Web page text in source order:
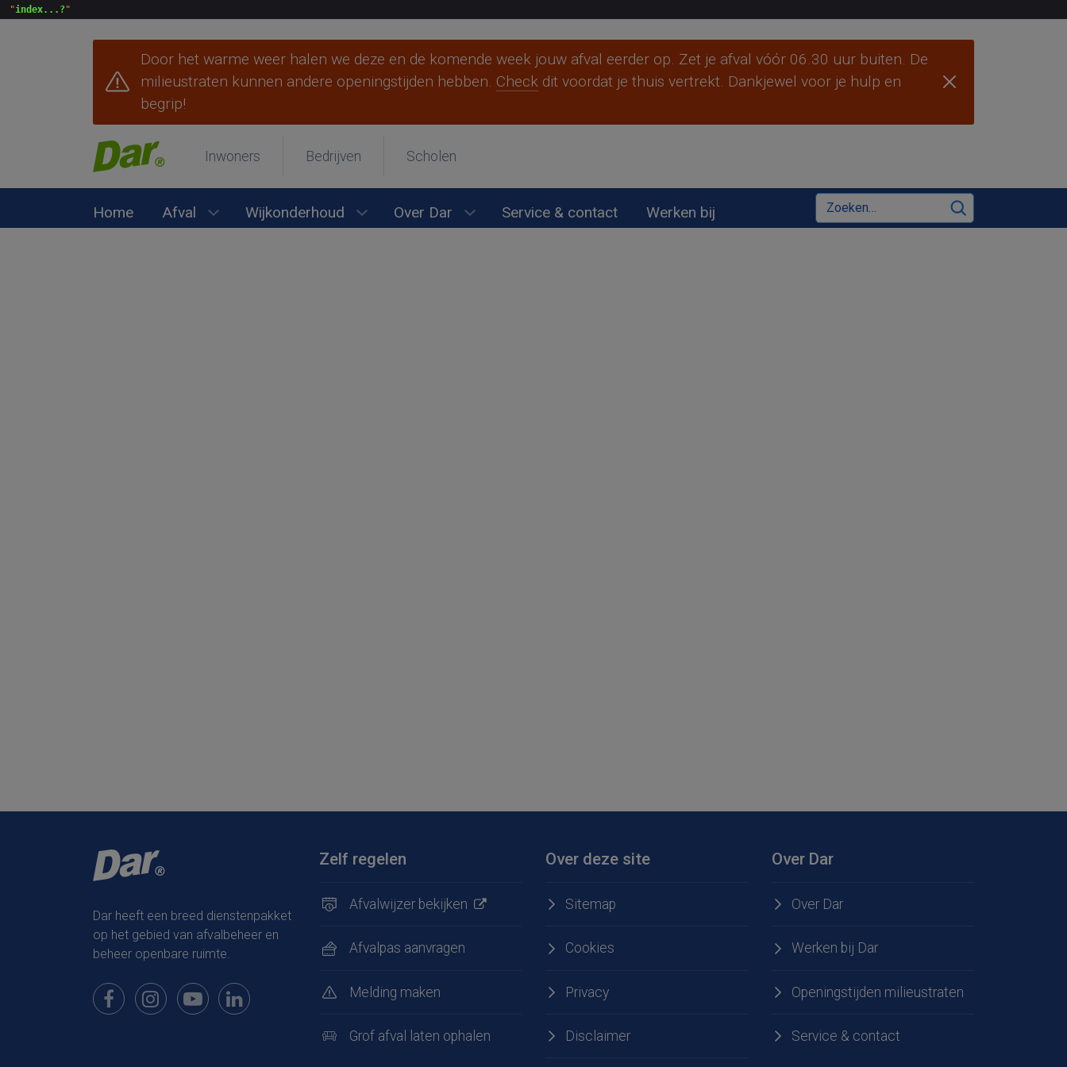
"index...?
Door het warme weer halen we deze en de komende week jouw afval eerder op. Zet je afval vóór 06.30 uur buiten. De
milieustraten kunnen andere openingstijden hebben. Check dit voordat je thuis vertrekt. Dankjewel voor je hulp en
begrip!
Inwoners Bedrijven Scholen
Home Afval
Submenu Afval openen
Wijkonderhoud
Submenu Wijkonderhoud openen
Over Dar
Submenu Over Dar openen
Service & contact Werken bij
Zoeken
Zoeken
Dar heeft een breed dienstenpakket
op het gebied van afvalbeheer en
beheer openbare ruimte.
Bekijk onze pagina op Facebook
Bekijk onze pagina op Instagram
Bekijk onze pagina op Youtube
Bekijk onze pagina op LinkedIn
Zelf regelen
Afvalwijzer bekijken
Afvalpas aanvragen
Melding maken
Grof afval laten ophalen
Over deze site
Sitemap
Cookies
Privacy
Disclaimer
Over Dar
Over Dar
Werken bij Dar
Openingstijden milieustraten
Service & contact
Heumen Mook en Middelaar Nijmegen